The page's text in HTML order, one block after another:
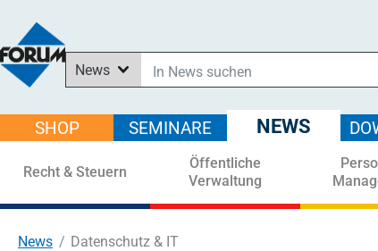
News
In Downloads suchen
Im Shop suchen
In Seminaren suchen
SHOP SEMINARE NEWS
Recht & Steuern
Öffentliche
Verwaltung
News Datenschutz & IT